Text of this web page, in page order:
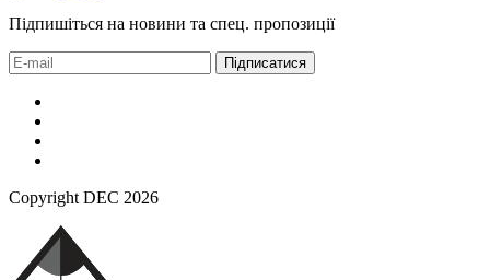
Підпишіться на новини та спец. пропозиції
Підписатися
Copyright DEC 2026